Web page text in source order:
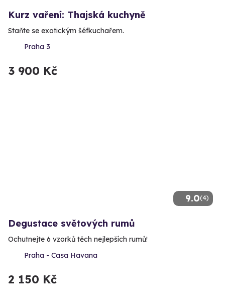
Kurz vaření: Thajská kuchyně
Staňte se exotickým šéfkuchařem.
Praha 3
3 900 Kč
9.0(4)
Degustace světových rumů
Ochutnejte 6 vzorků těch nejlepších rumů!
Praha - Casa Havana
2 150 Kč